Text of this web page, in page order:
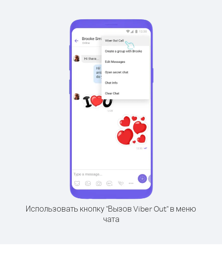
Использовать кнопку "Вызов Viber Out" в меню
чата